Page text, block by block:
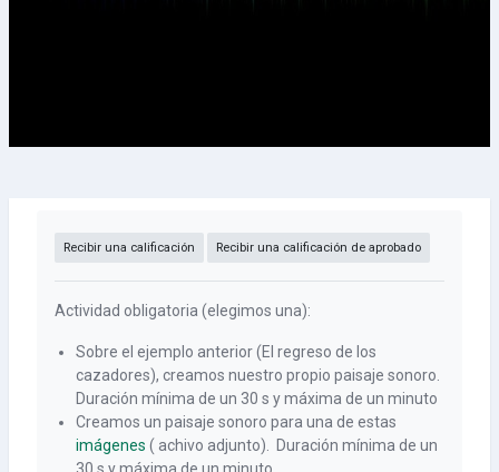
Recibir una calificación Recibir una calificación de aprobado
Actividad obligatoria (elegimos una):
Sobre el ejemplo anterior (El regreso de los
cazadores), creamos nuestro propio paisaje sonoro.
Duración mínima de un 30 s y máxima de un minuto
Creamos un paisaje sonoro para una de estas
imágenes ( achivo adjunto). Duración mínima de un